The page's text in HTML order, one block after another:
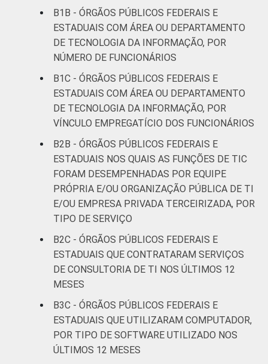
B1B - ÓRGÃOS PÚBLICOS FEDERAIS E
ESTADUAIS COM ÁREA OU DEPARTAMENTO
DE TECNOLOGIA DA INFORMAÇÃO, POR
NÚMERO DE FUNCIONÁRIOS
B1C - ÓRGÃOS PÚBLICOS FEDERAIS E
ESTADUAIS COM ÁREA OU DEPARTAMENTO
DE TECNOLOGIA DA INFORMAÇÃO, POR
VÍNCULO EMPREGATÍCIO DOS FUNCIONÁRIOS
B2B - ÓRGÃOS PÚBLICOS FEDERAIS E
ESTADUAIS NOS QUAIS AS FUNÇÕES DE TIC
FORAM DESEMPENHADAS POR EQUIPE
PRÓPRIA E/OU ORGANIZAÇÃO PÚBLICA DE TI
E/OU EMPRESA PRIVADA TERCEIRIZADA, POR
TIPO DE SERVIÇO
B2C - ÓRGÃOS PÚBLICOS FEDERAIS E
ESTADUAIS QUE CONTRATARAM SERVIÇOS
DE CONSULTORIA DE TI NOS ÚLTIMOS 12
MESES
B3C - ÓRGÃOS PÚBLICOS FEDERAIS E
ESTADUAIS QUE UTILIZARAM COMPUTADOR,
POR TIPO DE SOFTWARE UTILIZADO NOS
ÚLTIMOS 12 MESES